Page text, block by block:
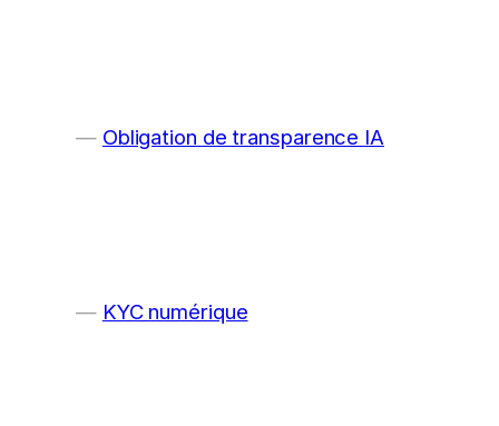
Obligation de transparence IA
KYC numérique